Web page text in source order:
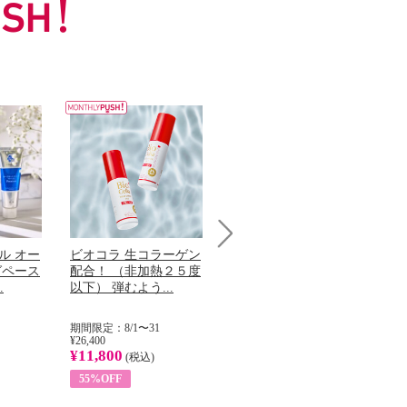
オー
ース
ビオコラ 生コラーゲン
配合！ （非加熱２５度
以下） 弾むよう...
期間限定：8/1〜31
¥26,400
¥11,800 (税込)
55%OFF